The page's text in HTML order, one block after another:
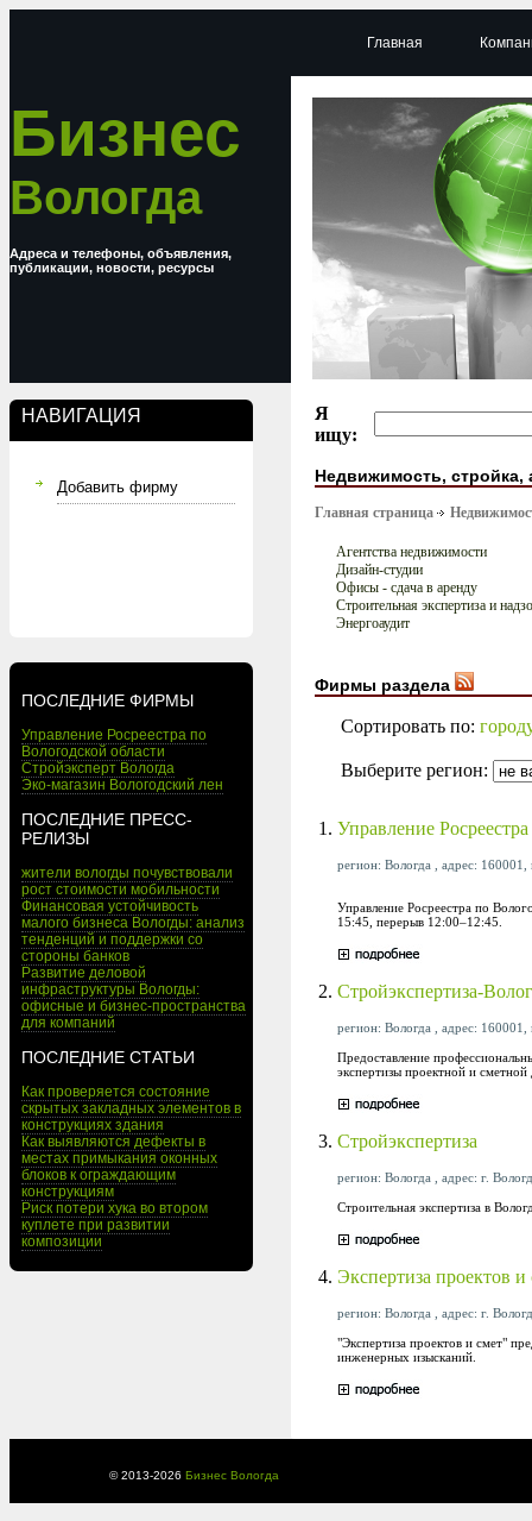
Бизнес
Вологда
Адреса и телефоны, объявления,
публикации, новости, ресурсы
НАВИГАЦИЯ
Добавить фирму
ПОСЛЕДНИЕ ФИРМЫ
Управление Росреестра по
Вологодской области
Стройэксперт Вологда
Эко-магазин Вологодский лен
ПОСЛЕДНИЕ ПРЕСС-
РЕЛИЗЫ
жители вологды почувствовали
рост стоимости мобильности
Финансовая устойчивость
малого бизнеса Вологды: анализ
тенденций и поддержки со
стороны банков
Развитие деловой
инфраструктуры Вологды:
офисные и бизнес-пространства
для компаний
ПОСЛЕДНИЕ СТАТЬИ
Как проверяется состояние
скрытых закладных элементов в
конструкциях здания
Как выявляются дефекты в
местах примыкания оконных
блоков к ограждающим
конструкциям
Риск потери хука во втором
куплете при развитии
композиции
Главная
Я
ищу:
Недвижимость, стройка,
Главная страница
Агентства недвижимости
Дизайн-студии
Офисы - сдача в аренду
Строительная экспертиза и
Энергоаудит
Фирмы раздела
Сортировать по:
Выберите регион:
1. Управление
регион: Вологда , адрес:
Управление Росреестра по
15:45, перерыв 12:00–12:45.
2. Стройэкспертиза-
регион: Вологда , адрес:
Предоставление
экспертизы проектной и
3. Стройэкспертиза
регион: Вологда , адрес: г.
Строительная экспертиза в
4. Экспертиза проектов и
регион: Вологда , адрес: г.
"Экспертиза проектов и смет"
инженерных изысканий.
© 2013-2026 Бизнес Вологда